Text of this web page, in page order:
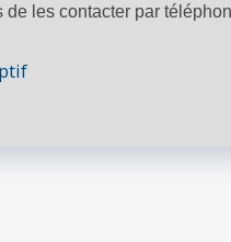
de les contacter par